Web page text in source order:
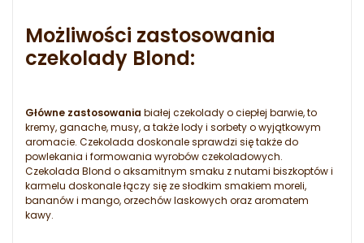
Możliwości zastosowania
czekolady Blond:
Główne zastosowania białej czekolady o ciepłej barwie, to
kremy, ganache, musy, a także lody i sorbety o wyjątkowym
aromacie. Czekolada doskonale sprawdzi się także do
powlekania i formowania wyrobów czekoladowych.
Czekolada Blond o aksamitnym smaku z nutami biszkoptów i
karmelu doskonale łączy się ze słodkim smakiem moreli,
bananów i mango, orzechów laskowych oraz aromatem
kawy.